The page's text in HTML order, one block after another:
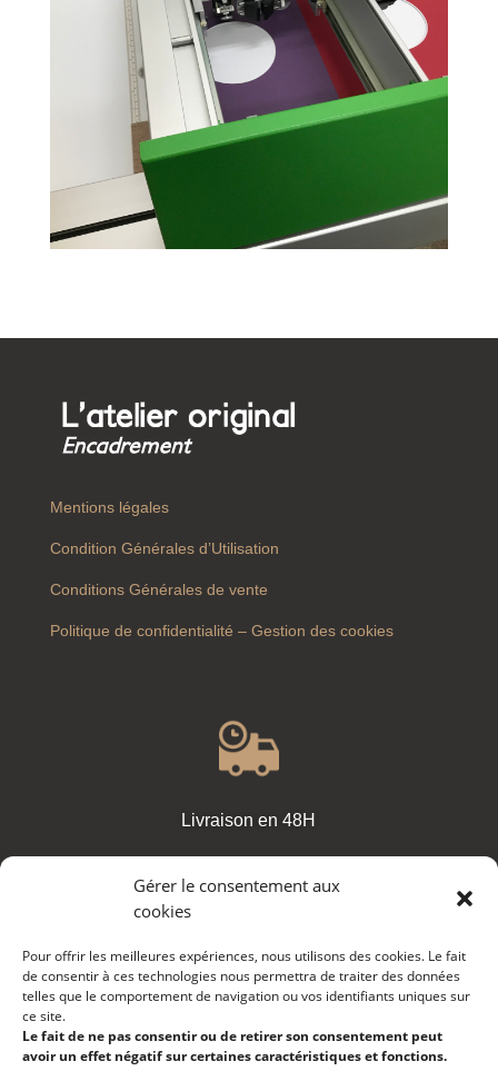
Gérer le consentement aux
cookies
Pour offrir les meilleures expériences, nous utilisons des cookies. Le fait
de consentir à ces technologies nous permettra de traiter des données
telles que le comportement de navigation ou vos identifiants uniques sur
ce site.
Le fait de ne pas consentir ou de retirer son consentement peut
avoir un effet négatif sur certaines caractéristiques et fonctions.
Mentions légales
Condition Générales d’Utilisation
Conditions Générales de vente
Politique de confidentialité – Gestion des cookies
Livraison en 48H
Paiement sécurisé
Nous Contacter